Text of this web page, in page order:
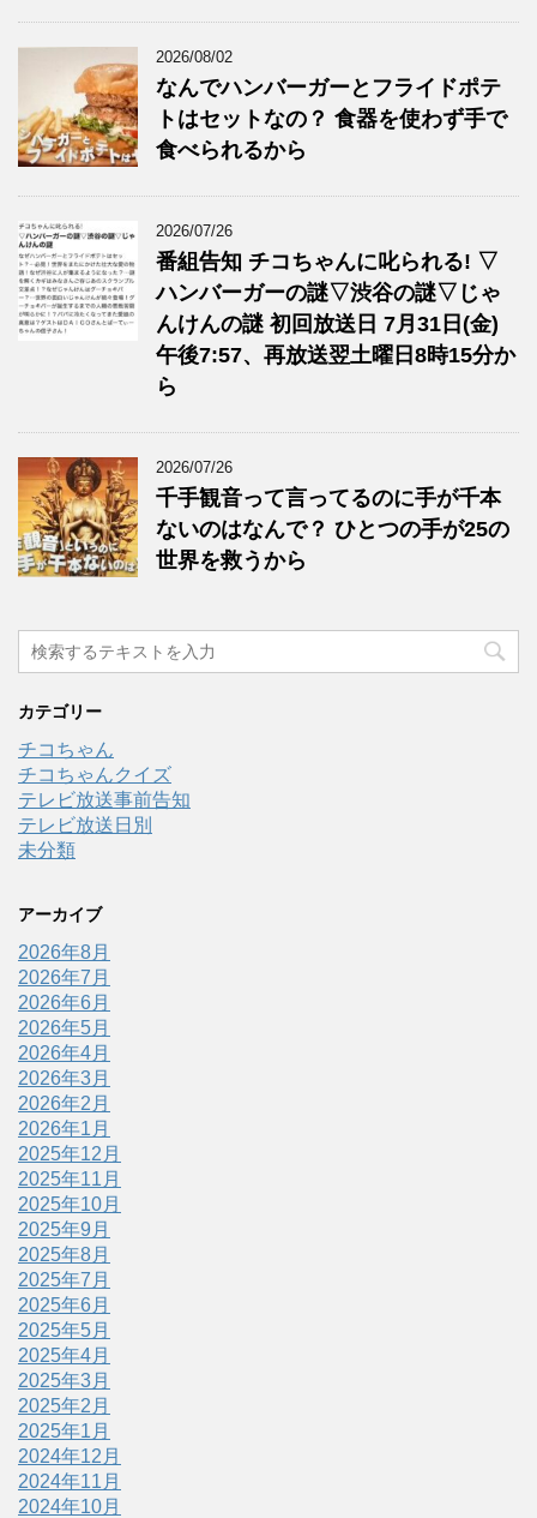
2026/08/02
なんでハンバーガーとフライドポテ
トはセットなの？ 食器を使わず手で
食べられるから
2026/07/26
番組告知 チコちゃんに叱られる! ▽
ハンバーガーの謎▽渋谷の謎▽じゃ
んけんの謎 初回放送日 7月31日(金)
午後7:57、再放送翌土曜日8時15分か
ら
2026/07/26
千手観音って言ってるのに手が千本
ないのはなんで？ ひとつの手が25の
世界を救うから
カテゴリー
チコちゃん
チコちゃんクイズ
テレビ放送事前告知
テレビ放送日別
未分類
アーカイブ
2026年8月
2026年7月
2026年6月
2026年5月
2026年4月
2026年3月
2026年2月
2026年1月
2025年12月
2025年11月
2025年10月
2025年9月
2025年8月
2025年7月
2025年6月
2025年5月
2025年4月
2025年3月
2025年2月
2025年1月
2024年12月
2024年11月
2024年10月